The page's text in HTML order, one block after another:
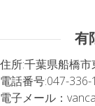
有
住所:千葉県船橋
電話番号:047-336-
電子メール：